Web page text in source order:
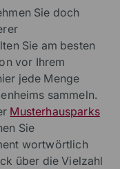
Sie doch
Sie am besten
vor Ihrem
jede Menge
sammeln.
Musterhausparks
Sie
wortwörtlich
über die Vielzahl